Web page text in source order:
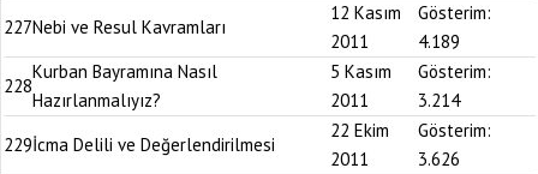
227Nebi ve Resul Kavramları
12 Kasım
2011
Gösterim:
4.189
228
Kurban Bayramına Nasıl
Hazırlanmalıyız?
5 Kasım
2011
Gösterim:
3.214
229İcma Delili ve Değerlendirilmesi
22 Ekim
2011
Gösterim:
3.626